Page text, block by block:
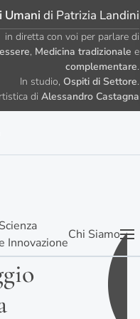
Umani di Patrizia Landini
diretta con voi per parlare di
, Medicina tradizionale e
complementare.
In studio, Ospiti di Settore.
di Alessandro Castagna
Scienza
Innovazione
Chi Siamo